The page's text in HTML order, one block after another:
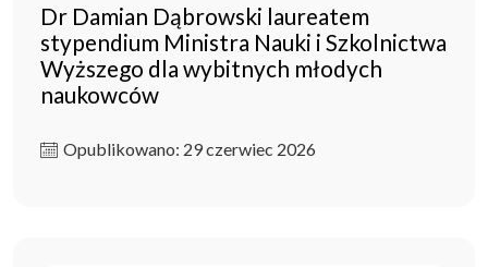
Dr Damian Dąbrowski laureatem
stypendium Ministra Nauki i Szkolnictwa
Wyższego dla wybitnych młodych
naukowców
Opublikowano: 29 czerwiec 2026